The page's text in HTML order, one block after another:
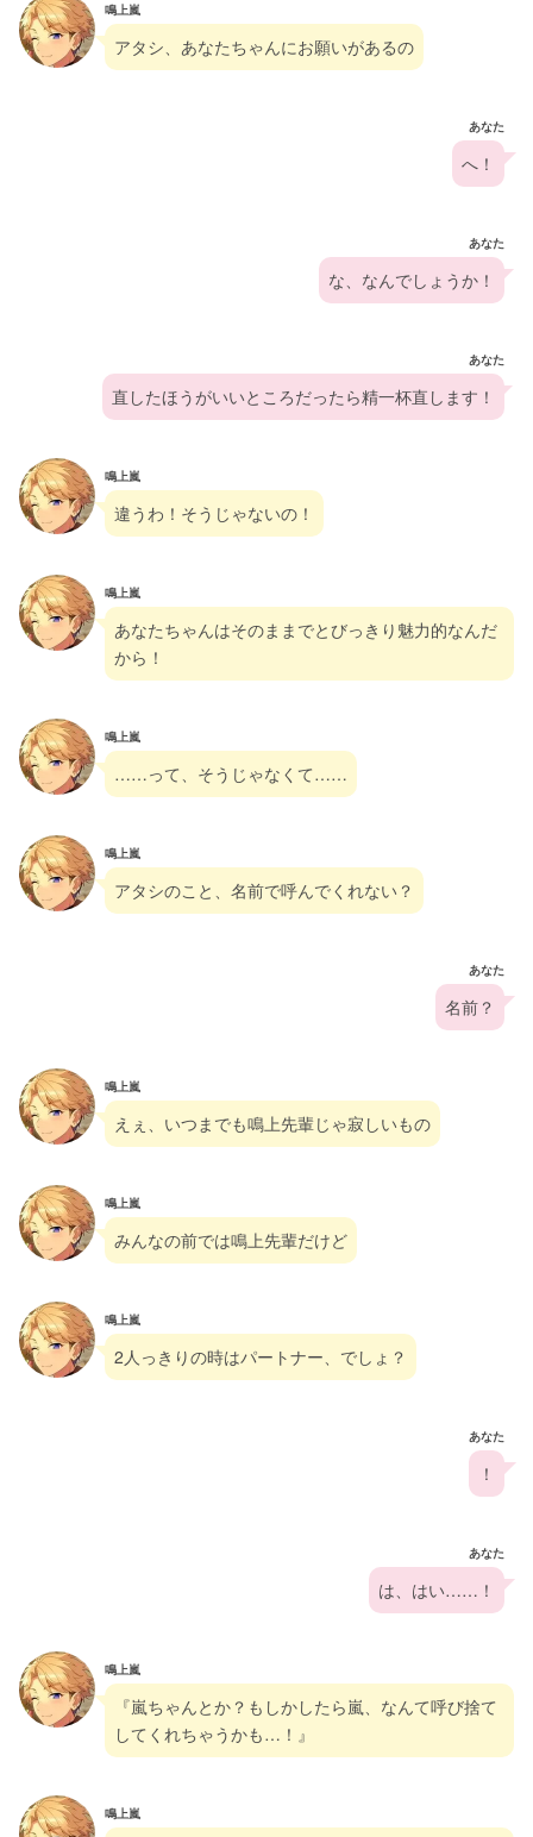
鳴上嵐
アタシ、あなたちゃんにお願いがあるの
あなた
へ！
あなた
な、なんでしょうか！
あなた
直したほうがいいところだったら精一杯直します！
鳴上嵐
違うわ！そうじゃないの！
鳴上嵐
あなたちゃんはそのままでとびっきり魅力的なんだ
から！
鳴上嵐
……って、そうじゃなくて……
鳴上嵐
アタシのこと、名前で呼んでくれない？
あなた
名前？
鳴上嵐
えぇ、いつまでも鳴上先輩じゃ寂しいもの
鳴上嵐
みんなの前では鳴上先輩だけど
鳴上嵐
2人っきりの時はパートナー、でしょ？
あなた
！
あなた
は、はい……！
鳴上嵐
『嵐ちゃんとか？もしかしたら嵐、なんて呼び捨て
してくれちゃうかも…！』
鳴上嵐